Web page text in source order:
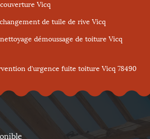
Vicq
de tuile de rive Vicq
démoussage de toiture Vicq
d'urgence fuite toiture Vicq 78490